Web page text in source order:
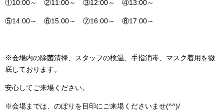
①10:00～ ②11:00～ ③12:00～ ④13:00～
⑤14:00～ ⑥15:00～ ⑦16:00～ ⑧17:00～
※会場内の除菌清掃、スタッフの検温、手指消毒、マスク着用を徹
底しております。
安心してご来場ください。
※会場までは、のぼりを目印にご来場くださいませ(^^)/